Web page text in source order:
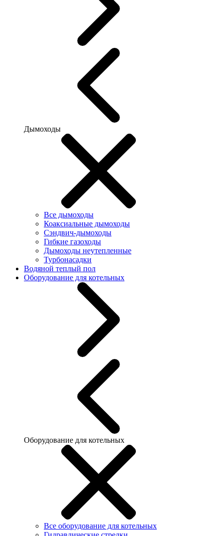
Дымоходы
Все дымоходы
Коаксиальные дымоходы
Сэндвич-дымоходы
Гибкие газоходы
Дымоходы неутепленные
Турбонасадки
Водяной теплый пол
Оборудование для котельных
Оборудование для котельных
Все оборудование для котельных